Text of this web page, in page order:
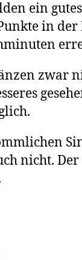
ein
in der
zwar
nicht.